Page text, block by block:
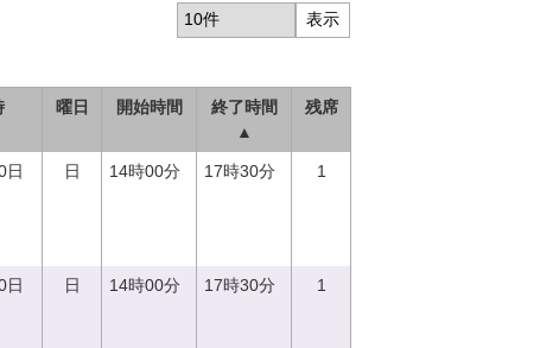
曜日 開始時間
終了時間
▲
残席
日 日 14時00分 17時30分 1
日 日 14時00分 17時30分 1